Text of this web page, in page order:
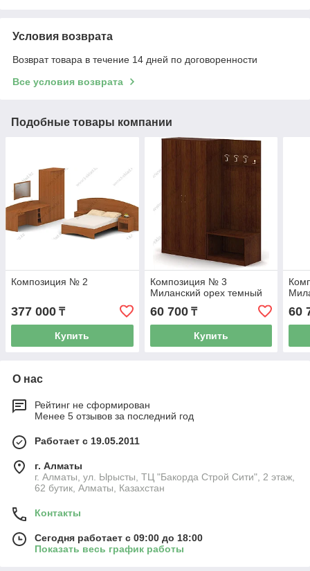
Условия возврата
Возврат товара в течение 14 дней по договоренности
Все условия возврата
Подобные товары компании
Композиция № 2
377 000 ₸
Купить
Композиция № 3
Миланский орех темный
60 700₸
Купить
60
О нас
Рейтинг не сформирован
Менее 5 отзывов за последний год
Работает с 19.05.2011
г. Алматы
г. Алматы, ул. Ырысты, ТЦ "Бакорда Строй Сити", 2 этаж,
62 бутик, Алматы, Казахстан
Контакты
Сегодня работает с 09:00 до 18:00
Показать весь график работы